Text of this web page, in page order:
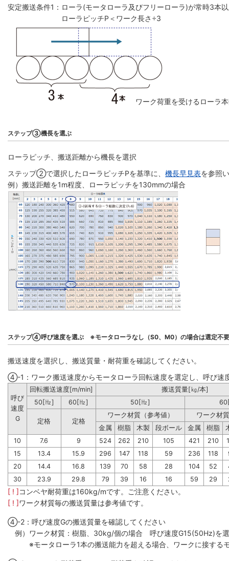
安定搬送条件1：ローラ(モータローラ及びフリーローラ)が常時3本
ローラピッチP＜ワーク長さ÷3
ワーク荷重を受けるローラ
ステップ③機長を選ぶ
ローラピッチ、搬送距離から機長を選択
ステップ②で選択したローラピッチPを基準に、 機長早見表を参照
例）搬送距離を1m程度、ローラピッチを130mmの場合
ステップ④呼び速度を選ぶ ※モータローラなし（S0、M0）の場合は選定不
搬送速度を選択し、搬送質量・耐荷重を確認してください。
④-1：ワーク搬送速度からモータローラ回転速度を選定し、呼び速
呼び
速度
G
回転搬送速度[m/min]
搬送質量[㎏/本]
50[㎐]
60[㎐] 50[㎐]
定格 定格
ワーク材質（参考値）
ワーク材
金属
樹脂 木製 段ボール 金属 樹脂
10
7.6 9 524 262 210 105 421 210
15
13.4 15.9 296 147 118 59 236 118
20
14.4 16.8 139 70 58 28 104 52
30
23.9 29.8 79 39 16 16 59 29
[ ! ]コンベヤ耐荷重は160kg/mです。ご注意ください。
[ ! ]ワーク材質毎の搬送質量は参考値です。
④-2：呼び速度Gの搬送質量を確認してください
例）ワーク材質：樹脂、30kg/個の場合 呼び速度G15(50Hz)を
※モータローラ1本の搬送能力を超える場合、ワークに接するモ